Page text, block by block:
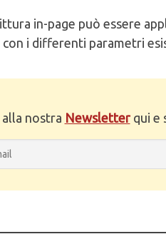
in-page può essere
i differenti parametri
nostra Newsletterqui e